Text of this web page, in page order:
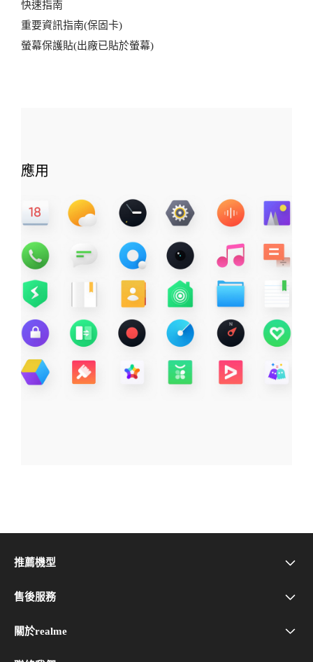
快速指南
重要資訊指南(保固卡)
螢幕保護貼(出廠已貼於螢幕)
應用
推薦機型
realme Note 80
realme 16 5G
售後服務
問與答
關於realme